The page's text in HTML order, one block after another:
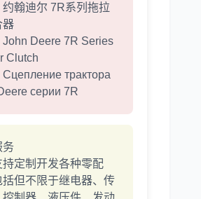
约翰迪尔 7R系列拖拉
器
John Deere 7R Series
Clutch
трактора
серии 7R
务
持定制开发各种零配
括但不限于继电器、传